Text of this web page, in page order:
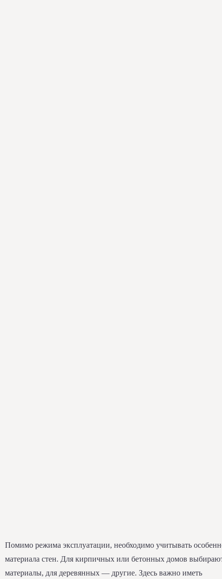
Помимо режима эксплуатации, необходимо учитывать
материала стен. Для кирпичных или бетонных домов
материалы, для деревянных — другие. Здесь важно иметь